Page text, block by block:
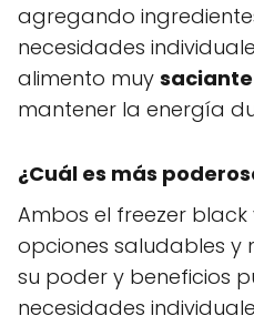
agregando
necesidades
alimento muy saciante
mantener la energía
¿Cuál es más
Ambos el freezer
opciones saludables y
su poder y beneficios
necesidades